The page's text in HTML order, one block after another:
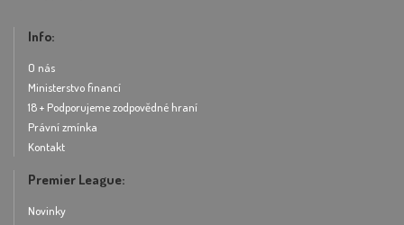
Info:
O nás
Ministerstvo financí
18 + Podporujeme zodpovědné hraní
Právní zmínka
Kontakt
Premier League:
Novinky